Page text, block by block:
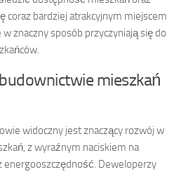
coraz bardziej atrakcyjnym miejscem
znaczny sposób przyczyniają się do
mieszkań
widoczny jest znaczący rozwój w
z wyraźnym naciskiem na
Deweloperzy